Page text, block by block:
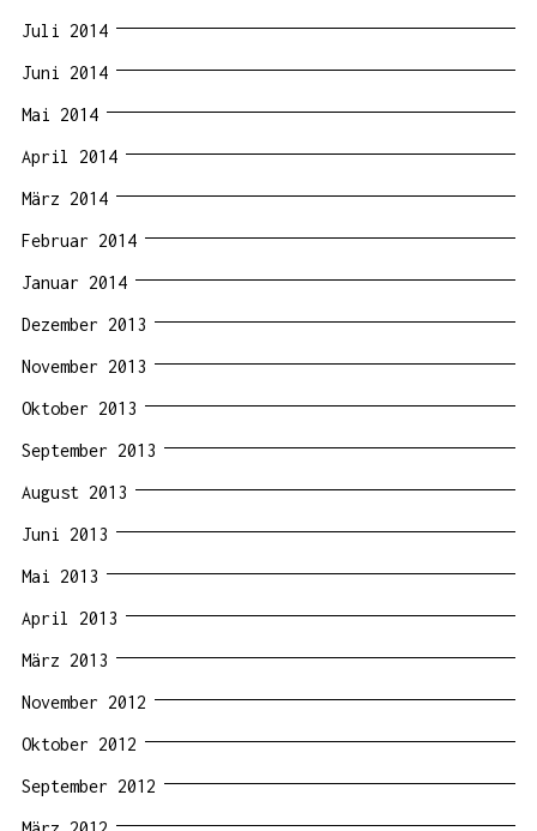
Juli 2014
Juni 2014
Mai 2014
April 2014
März 2014
Februar 2014
Januar 2014
Dezember 2013
November 2013
Oktober 2013
September 2013
August 2013
Juni 2013
Mai 2013
April 2013
März 2013
November 2012
Oktober 2012
September 2012